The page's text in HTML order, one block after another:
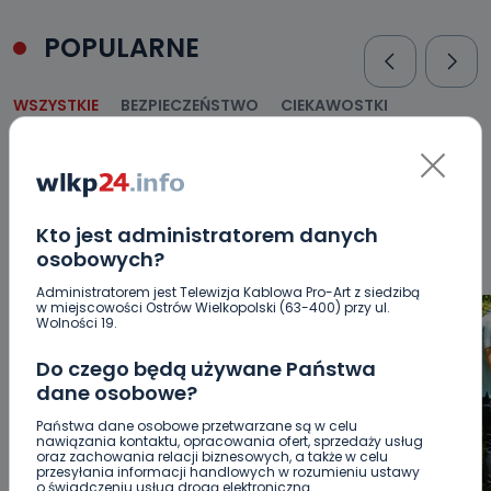
Kto jest administratorem danych
osobowych?
Administratorem jest Telewizja Kablowa Pro-Art z siedzibą
w miejscowości Ostrów Wielkopolski (63-400) przy ul.
Wolności 19.
Do czego będą używane Państwa
dane osobowe?
Państwa dane osobowe przetwarzane są w celu
nawiązania kontaktu, opracowania ofert, sprzedaży usług
oraz zachowania relacji biznesowych, a także w celu
przesyłania informacji handlowych w rozumieniu ustawy
POPULARNE
WSZYSTKIE BEZPIECZEŃSTWO
CIEKAWOSTKI
NA
SYGNALE
OPINIE POLITYKA
SAMORZĄD
WYWIADY
ZDROWIE